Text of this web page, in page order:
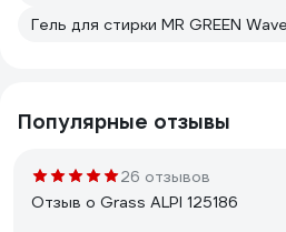
Гель для стирки MR GREEN Wave
Популярные отзывы
26 отзывов
Отзыв о Grass ALPI 125186